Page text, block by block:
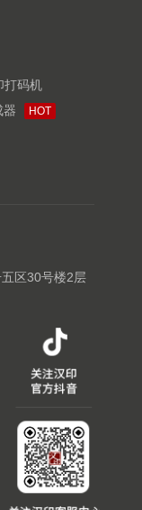
打码机
器 HOT
区30号楼2层